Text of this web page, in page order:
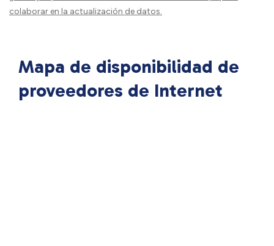
colaborar en la actualización de datos.
Mapa de disponibilidad de
proveedores de Internet